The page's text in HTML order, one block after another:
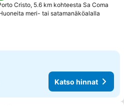
Cristo, 5.6 km kohteesta Sa Coma
meri- tai satamanäköalalla
Katso hinnat